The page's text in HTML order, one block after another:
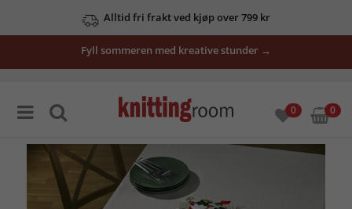
Alltid fri frakt ved kjøp over 799 kr
Fyll sommeren med kreative stunder →
0 0